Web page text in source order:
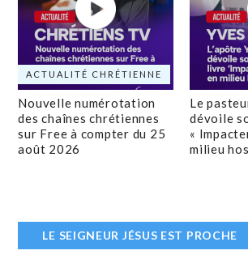
ACTUALITÉ CHRÉTIENNE
Nouvelle numérotation
des chaînes chrétiennes
sur Free à compter du 25
août 2026
Le
dévoile
«
milieu
LE SEIGNEUR JÉSUS EST PROCHE